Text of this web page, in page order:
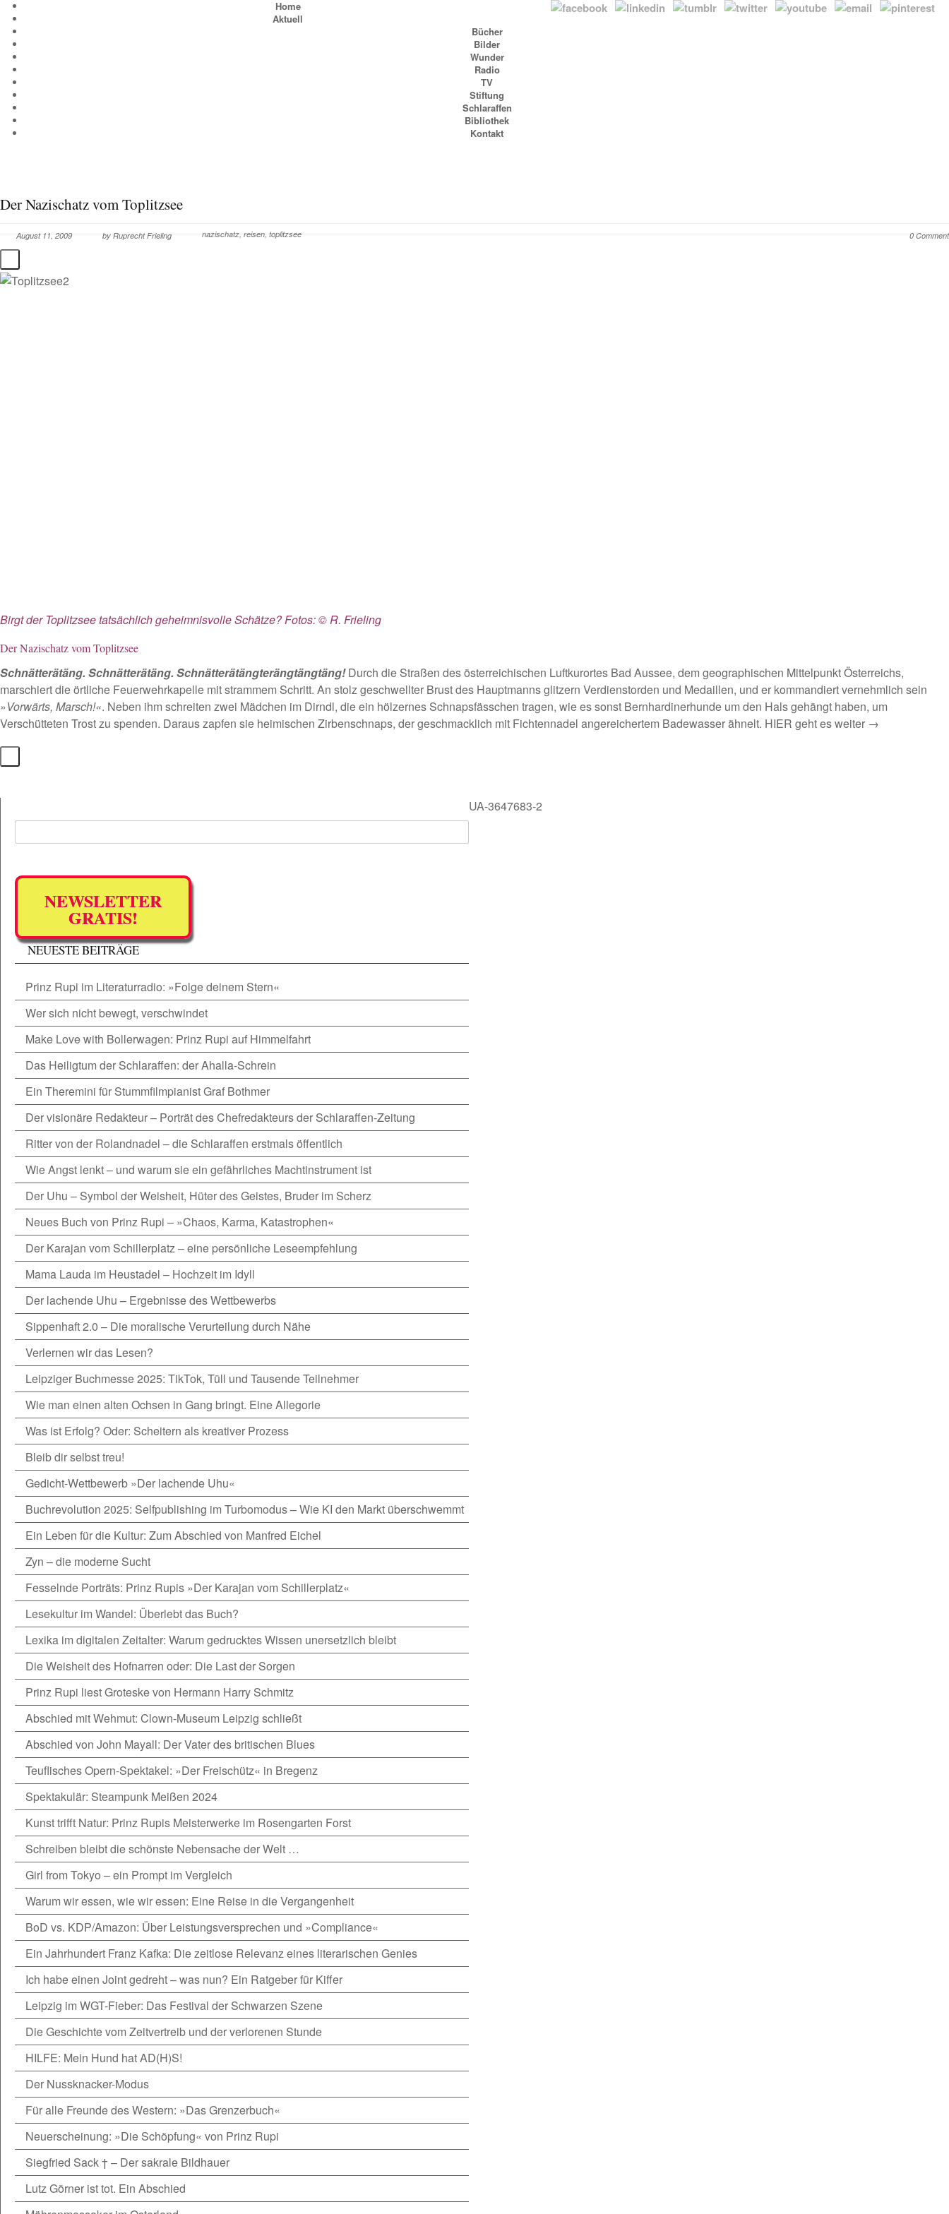
Home
Aktuell
Bücher
Bilder
Wunder
Radio
TV
Stiftung
Schlaraffen
Bibliothek
Kontakt
Der Nazischatz vom Toplitzsee
August 11, 2009 by Ruprecht Frieling nazischatz, reisen, toplitzsee 0 Comment
Birgt der Toplitzsee tatsächlich geheimnisvolle Schätze? Fotos: © R. Frieling
Der Nazischatz vom Toplitzsee
Schnätterätäng. Schnätterätäng. Schnätterätängterängtängtäng!Durch die Straßen des österreichischen Luftkurortes Bad Aussee, dem geographischen Mittelpunkt Österreichs,
marschiert die örtliche Feuerwehrkapelle mit strammem Schritt. An stolz geschwellter Brust des Hauptmanns glitzern Verdienstorden und Medaillen, und er kommandiert vernehmlich sein
»Vorwärts, Marsch!«. Neben ihm schreiten zwei Mädchen im Dirndl, die ein hölzernes Schnapsfässchen tragen, wie es sonst Bernhardinerhunde um den Hals gehängt haben, um
Verschütteten Trost zu spenden. Daraus zapfen sie heimischen Zirbenschnaps, der geschmacklich mit Fichtennadel angereichertem Badewasser ähnelt. HIER geht es weiter →
NEWSLETTER
GRATIS!
NEUESTE BEITRÄGE
Prinz Rupi im Literaturradio: »Folge deinem Stern«
Wer sich nicht bewegt, verschwindet
Make Love with Bollerwagen: Prinz Rupi auf Himmelfahrt
Das Heiligtum der Schlaraffen: der Ahalla-Schrein
Ein Theremini für Stummfilmpianist Graf Bothmer
Der visionäre Redakteur – Porträt des Chefredakteurs der Schlaraffen-Zeitung
Ritter von der Rolandnadel – die Schlaraffen erstmals öffentlich
Wie Angst lenkt – und warum sie ein gefährliches Machtinstrument ist
Der Uhu – Symbol der Weisheit, Hüter des Geistes, Bruder im Scherz
Neues Buch von Prinz Rupi – »Chaos, Karma, Katastrophen«
Der Karajan vom Schillerplatz – eine persönliche Leseempfehlung
Mama Lauda im Heustadel – Hochzeit im Idyll
Der lachende Uhu – Ergebnisse des Wettbewerbs
Sippenhaft 2.0 – Die moralische Verurteilung durch Nähe
Verlernen wir das Lesen?
Leipziger Buchmesse 2025: TikTok, Tüll und Tausende Teilnehmer
Wie man einen alten Ochsen in Gang bringt. Eine Allegorie
Was ist Erfolg? Oder: Scheitern als kreativer Prozess
Bleib dir selbst treu!
Gedicht-Wettbewerb »Der lachende Uhu«
Buchrevolution 2025: Selfpublishing im Turbomodus – Wie KI den Markt überschwemmt
Ein Leben für die Kultur: Zum Abschied von Manfred Eichel
Zyn – die moderne Sucht
Fesselnde Porträts: Prinz Rupis »Der Karajan vom Schillerplatz«
Lesekultur im Wandel: Überlebt das Buch?
Lexika im digitalen Zeitalter: Warum gedrucktes Wissen unersetzlich bleibt
Die Weisheit des Hofnarren oder: Die Last der Sorgen
Prinz Rupi liest Groteske von Hermann Harry Schmitz
Abschied mit Wehmut: Clown-Museum Leipzig schließt
Abschied von John Mayall: Der Vater des britischen Blues
Teuflisches Opern-Spektakel: »Der Freischütz« in Bregenz
Spektakulär: Steampunk Meißen 2024
Kunst trifft Natur: Prinz Rupis Meisterwerke im Rosengarten Forst
Schreiben bleibt die schönste Nebensache der Welt …
Girl from Tokyo – ein Prompt im Vergleich
Warum wir essen, wie wir essen: Eine Reise in die Vergangenheit
BoD vs. KDP/Amazon: Über Leistungsversprechen und »Compliance«
Ein Jahrhundert Franz Kafka: Die zeitlose Relevanz eines literarischen Genies
Ich habe einen Joint gedreht – was nun? Ein Ratgeber für Kiffer
Leipzig im WGT-Fieber: Das Festival der Schwarzen Szene
Die Geschichte vom Zeitvertreib und der verlorenen Stunde
HILFE: Mein Hund hat AD(H)S!
Der Nussknacker-Modus
Für alle Freunde des Western: »Das Grenzerbuch«
Neuerscheinung: »Die Schöpfung« von Prinz Rupi
Siegfried Sack † – Der sakrale Bildhauer
Lutz Görner ist tot. Ein Abschied
UA-3647683-2